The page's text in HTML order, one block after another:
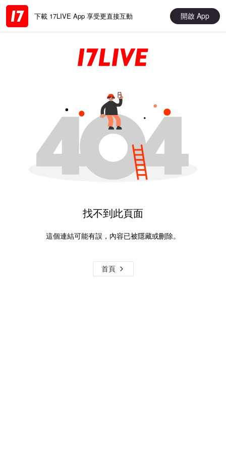
下載 17LIVE App 享受更直接互動 開啟 App
找不到此頁面
這個連結可能有誤，內容已被隱藏或刪除。
首頁